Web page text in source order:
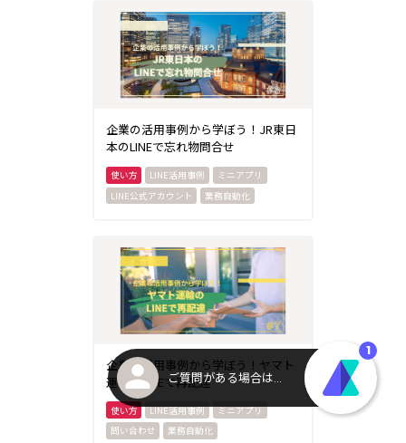
企業の活用事例から学ぼう！JR東日
本のLINEで忘れ物問合せ
LINE活用事例
ミニアプリ
LINE公式アカウント
業務自動化
企業の活用事例から学ぼう！ヤマト
運輸のLINEで再配達
LINE活用事例
ミニアプリ
問い合わせ
業務自動化